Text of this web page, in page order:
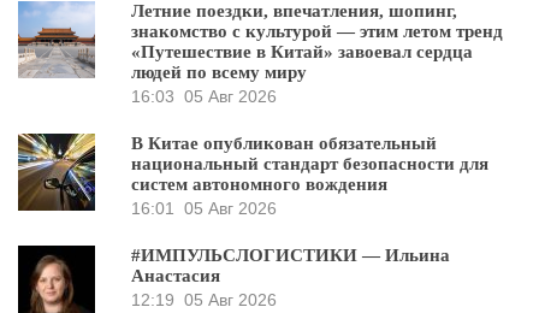
Летние поездки, впечатления, шопинг,
знакомство с культурой — этим летом тренд
«Путешествие в Китай» завоевал сердца
людей по всему миру
16:03 05 Авг 2026
В Китае опубликован обязательный
национальный стандарт безопасности для
систем автономного вождения
16:01 05 Авг 2026
#ИМПУЛЬСЛОГИСТИКИ — Ильина
Анастасия
12:19 05 Авг 2026